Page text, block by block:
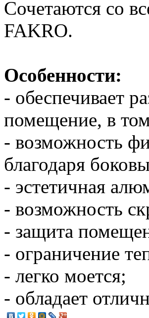
Сочетаются со
FAKRO.
Особенности:
- обеспечивает
помещение, в
- возможность
благодаря
- эстетичная
- возможность
- защита
- ограничение
- легко моется;
- обладает